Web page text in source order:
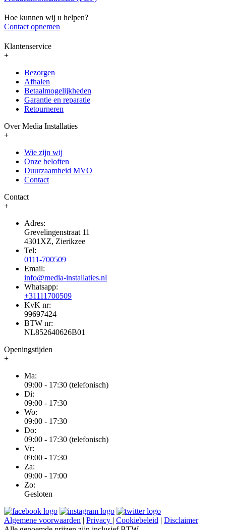
Hoe kunnen wij u helpen?
Contact opnemen
Klantenservice
+
Bezorgen
Afhalen
Betaalmogelijkheden
Garantie en reparatie
Retourneren
Over Media Installaties
+
Wie zijn wij
Onze beloften
Duurzaamheid MVO
Contact
Contact
+
Adres:
Grevelingenstraat 11
4301XZ, Zierikzee
Tel:
0111-700509
Email:
info@media-installaties.nl
Whatsapp:
+31111700509
KvK nr:
99697424
BTW nr:
NL852640626B01
Openingstijden
+
Ma:
09:00 - 17:30 (telefonisch)
Di:
09:00 - 17:30
Wo:
09:00 - 17:30
Do:
09:00 - 17:30 (telefonisch)
Vr:
09:00 - 17:30
Za:
09:00 - 17:00
Zo:
Gesloten
Algemene voorwaarden | Privacy | Cookiebeleid | Disclaimer